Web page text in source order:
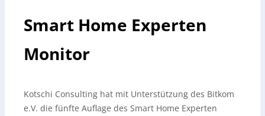
Smart Home Experten
Monitor
Kotschi Consulting hat mit Unterstützung des Bitkom
e.V. die fünfte Auflage des Smart Home Experten